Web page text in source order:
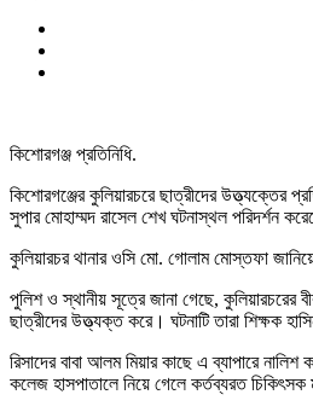
কিশোরগঞ্জ প্রতিনিধি.
কিশোরগঞ্জের কুলিয়ারচরে ছাত্রীদের
সুপার মোহাম্মদ রাসেল শেখ ঘটনাস্থল পরিদর্শন
কুলিয়ারচর থানার ওসি মো. গোলাম মোস্তফা
পুলিশ ও স্থানীয় সূত্রে জানা গেছে, কুলিয়ারচরের
ছাত্রীদের উত্ত্যক্ত করে। ঘটনাটি তারা শিক্ষক
রিসাদের বাবা আলম মিয়ার কাছে এ ব্যাপারে
কলেজ হাসপাতালে নিয়ে গেলে কর্তব্যরত